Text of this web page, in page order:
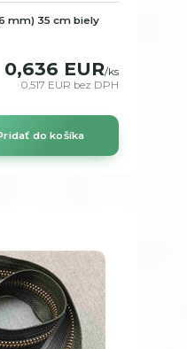
mm) 35 cm biely
0,636 EUR/ks
0,517 EUR bez DPH
do košíka